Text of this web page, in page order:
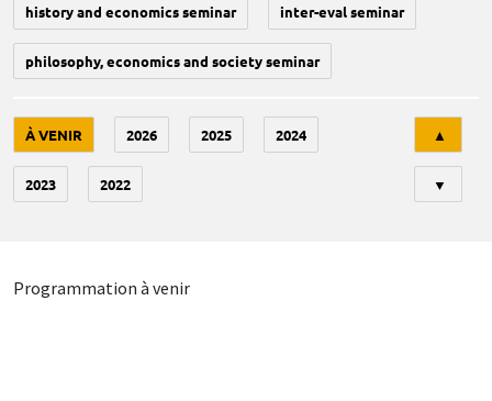
history and economics seminar inter-eval seminar
philosophy, economics and society seminar
À VENIR 2026 2025 2024
2023 2022
▲
▼
Programmation à venir